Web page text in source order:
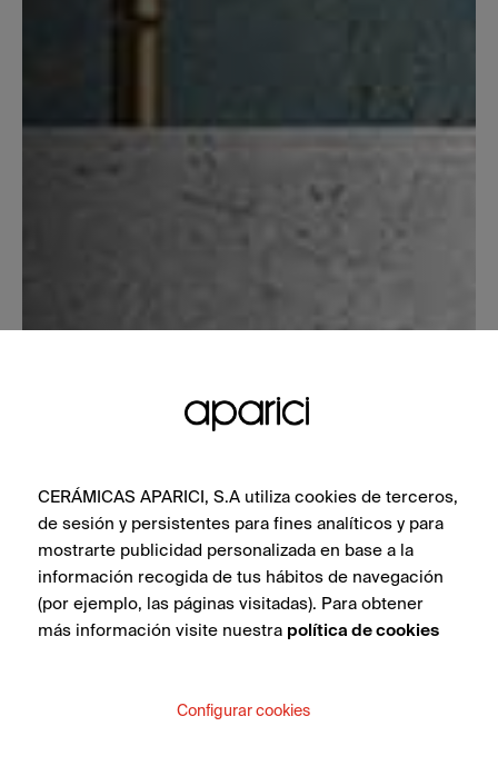
CERÁMICAS APARICI, S.A utiliza cookies de terceros,
de sesión y persistentes para fines analíticos y para
mostrarte publicidad personalizada en base a la
información recogida de tus hábitos de navegación
(por ejemplo, las páginas visitadas). Para obtener
más información visite nuestra política de cookies
Configurar cookies